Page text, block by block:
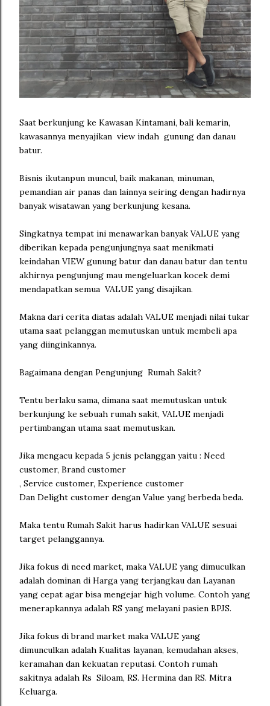
Saat berkunjung ke Kawasan Kintamani, bali kemarin,
kawasannya menyajikan view indah gunung dan danau
batur.
Bisnis ikutanpun muncul, baik makanan, minuman,
pemandian air panas dan lainnya seiring dengan hadirnya
banyak wisatawan yang berkunjung kesana.
Singkatnya tempat ini menawarkan banyak VALUE yang
diberikan kepada pengunjungnya saat menikmati
keindahan VIEW gunung batur dan danau batur dan tentu
akhirnya pengunjung mau mengeluarkan kocek demi
mendapatkan semua VALUE yang disajikan.
Makna dari cerita diatas adalah VALUE menjadi nilai tukar
utama saat pelanggan memutuskan untuk membeli apa
yang diinginkannya.
Bagaimana dengan Pengunjung Rumah Sakit?
Tentu berlaku sama, dimana saat memutuskan untuk
berkunjung ke sebuah rumah sakit, VALUE menjadi
pertimbangan utama saat memutuskan.
Jika mengacu kepada 5 jenis pelanggan yaitu : Need
customer, Brand customer
, Service customer, Experience customer
Dan Delight customer dengan Value yang berbeda beda.
Maka tentu Rumah Sakit harus hadirkan VALUE sesuai
target pelanggannya.
Jika fokus di need market, maka VALUE yang dimuculkan
adalah dominan di Harga yang terjangkau dan Layanan
yang cepat agar bisa mengejar high volume. Contoh yang
menerapkannya adalah RS yang melayani pasien BPJS.
Jika fokus di brand market maka VALUE yang
dimunculkan adalah Kualitas layanan, kemudahan akses,
keramahan dan kekuatan reputasi. Contoh rumah
sakitnya adalah Rs Siloam, RS. Hermina dan RS. Mitra
Keluarga.